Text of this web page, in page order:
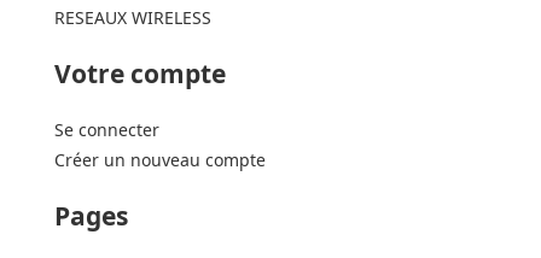
RESEAUX WIRELESS
Votre compte
Se connecter
Créer un nouveau compte
Pages